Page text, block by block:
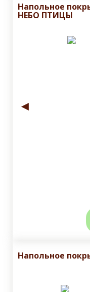
Напольное
НЕБО ПТИЦЫ
◄
Напольное